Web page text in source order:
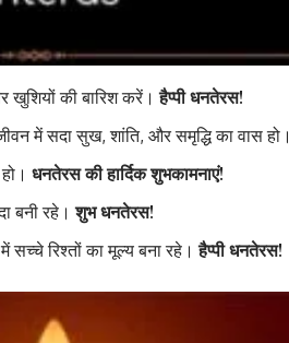
खुशियों की बारिश करें।हैप्पी धनतेरस!
में सदा सुख, शांति, और समृद्धि का वास हो।
धनतेरस की हार्दिक शुभकामनाएं!
बनी रहे।शुभ धनतेरस!
सच्चे रिश्तों का मूल्य बना रहे।हैप्पी धनतेरस!